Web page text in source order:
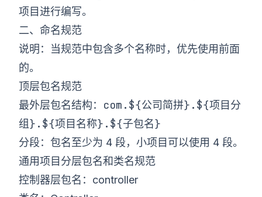
项目进行编写。
二、命名规范
说明：当规范中包含多个名称时，优先使用前面
的。
顶层包名规范
最外层包名结构： com.${公司简拼}.${项目分
组}.${项目名称}.${子包名}
分段：包名至少为 4 段，小项目可以使用 4 段。
通用项目分层包名和类名规范
控制器层包名：controller